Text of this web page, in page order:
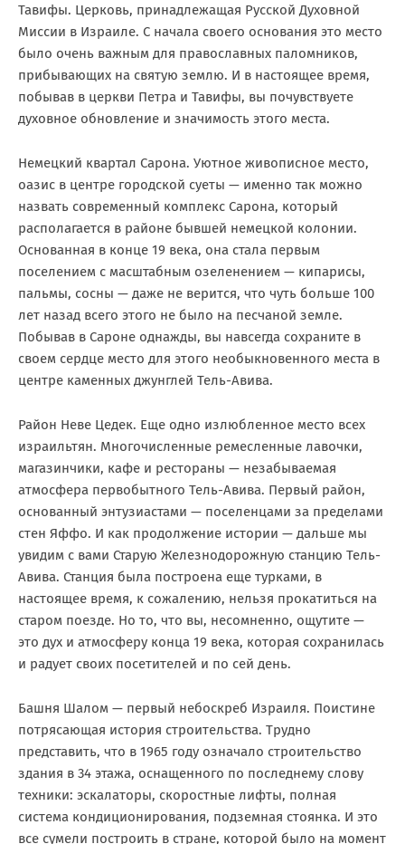
Тавифы. Церковь, принадлежащая Русской Духовной
Миссии в Израиле. С начала своего основания это место
было очень важным для православных паломников,
прибывающих на святую землю. И в настоящее время,
побывав в церкви Петра и Тавифы, вы почувствуете
духовное обновление и значимость этого места.
Немецкий квартал Сарона. Уютное живописное место,
оазис в центре городской суеты — именно так можно
назвать современный комплекс Сарона, который
располагается в районе бывшей немецкой колонии.
Основанная в конце 19 века, она стала первым
поселением с масштабным озеленением — кипарисы,
пальмы, сосны — даже не верится, что чуть больше 100
лет назад всего этого не было на песчаной земле.
Побывав в Сароне однажды, вы навсегда сохраните в
своем сердце место для этого необыкновенного места в
центре каменных джунглей Тель-Авива.
Район Неве Цедек. Еще одно излюбленное место всех
израильтян. Многочисленные ремесленные лавочки,
магазинчики, кафе и рестораны — незабываемая
атмосфера первобытного Тель-Авива. Первый район,
основанный энтузиастами — поселенцами за пределами
стен Яффо. И как продолжение истории — дальше мы
увидим с вами Старую Железнодорожную станцию Тель-
Авива. Станция была построена еще турками, в
настоящее время, к сожалению, нельзя прокатиться на
старом поезде. Но то, что вы, несомненно, ощутите —
это дух и атмосферу конца 19 века, которая сохранилась
и радует своих посетителей и по сей день.
Башня Шалом — первый небоскреб Израиля. Поистине
потрясающая история строительства. Трудно
представить, что в 1965 году означало строительство
здания в 34 этажа, оснащенного по последнему слову
техники: эскалаторы, скоростные лифты, полная
система кондиционирования, подземная стоянка. И это
все сумели построить в стране, которой было на момент